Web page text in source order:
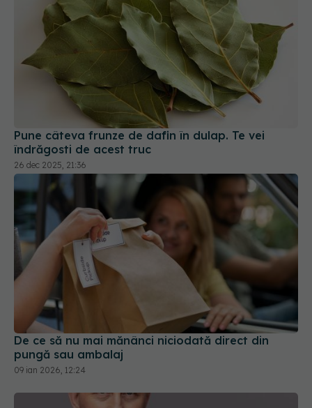
Pune câteva frunze de dafin în dulap. Te vei
îndrăgosti de acest truc
26 dec 2025, 21:36
De ce să nu mai mănânci niciodată direct din
pungă sau ambalaj
09 ian 2026, 12:24